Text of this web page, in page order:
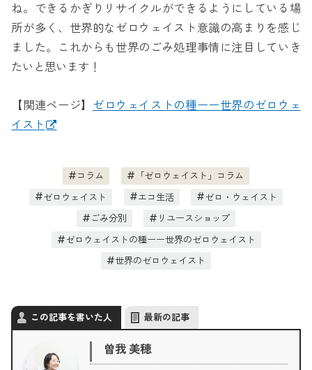
ね。できるかぎりリサイクルができるようにしている場
所が多く、世界的なゼロウェイスト意識の高まりを感じ
ました。これからも世界のごみ処理事情に注目していき
たいと思います！
【関連ページ】 ゼロウェイストの種ーー世界のゼロウェ
イスト
コラム
「ゼロウェイスト」コラム
ゼロウェイスト
エコ生活
ゼロ・ウェイスト
ごみ分別
リユースショップ
ゼロウェイストの種ーー世界のゼロウェイスト
世界のゼロウェイスト
この記事を書いた人 最新の記事
曽我 美穂